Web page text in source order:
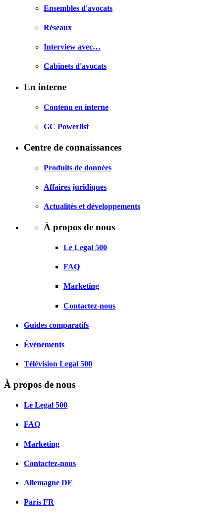
Ensembles d'avocats
Réseaux
Interview avec…
Cabinets d'avocats
En interne
Contenu en interne
GC Powerlist
Centre de connaissances
Produits de données
Affaires juridiques
Actualités et développements
À propos de nous
Le Legal 500
FAQ
Marketing
Contactez-nous
Guides comparatifs
Événements
Télévision Legal 500
À propos de nous
Le Legal 500
FAQ
Marketing
Contactez-nous
Allemagne DE
Paris FR